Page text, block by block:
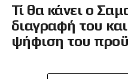
Τί θα κάνει ο
διαγραφή του και
ψήφιση του